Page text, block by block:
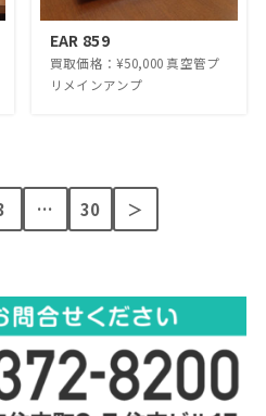
EAR 859
買取価格：¥50,000 真空管プ
リメインアンプ
… 30 ＞